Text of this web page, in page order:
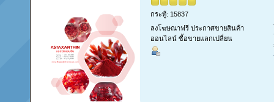
กระทู้: 15837
ลงโฆษณาฟรี ประกาศขายสินค้า
ออนไลน์ ซื้อขายแลกเปลี่ยน